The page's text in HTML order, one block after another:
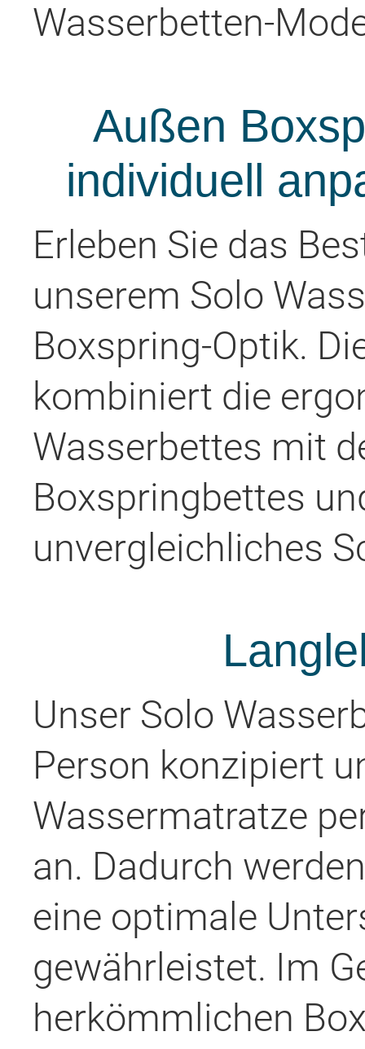
Wasserbetten-
Außen
individuell
Erleben Sie das
unserem Solo
Boxspring-Optik.
kombiniert die
Wasserbettes mit
Boxspringbettes
unvergleichliches
Unser Solo
Person konzipiert
Wassermatratze
an. Dadurch
eine optimale
gewährleistet. Im
herkömmlichen